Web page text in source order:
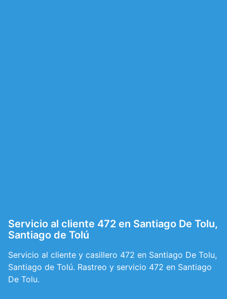
Servicio al cliente 472 en Santiago De Tolu,
Santiago de Tolú
Servicio al cliente y casillero 472 en Santiago De Tolu,
Santiago de Tolú. Rastreo y servicio 472 en Santiago
De Tolu.